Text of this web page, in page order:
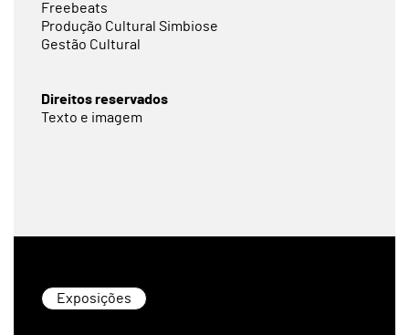
Freebeats
Produção Cultural Simbiose
Gestão Cultural
Direitos reservados
Texto e imagem
Exposições